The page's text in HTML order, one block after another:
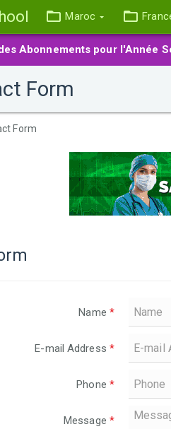
Maroc
Abonnements pour l'Année
Form
Form
Name *
E-mail Address *
Phone *
Message *